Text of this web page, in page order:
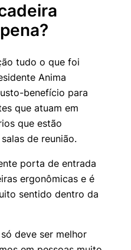
tudo o que foi
Anima
benefício para
que atuam em
que estão
de reunião.
porta de entrada
ergonômicas e é
sentido dentro da
deve ser melhor